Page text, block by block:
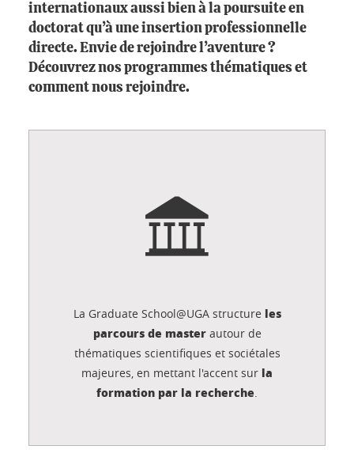
internationaux aussi bien à la poursuite en
doctorat qu’à une insertion professionnelle
directe. Envie de rejoindre l’aventure ?
Découvrez nos programmes thématiques et
comment nous rejoindre.
La Graduate School@UGA structure les
parcours de masterautour de
thématiques scientifiques et sociétales
majeures, en mettant l'accent sur la
formation par la recherche